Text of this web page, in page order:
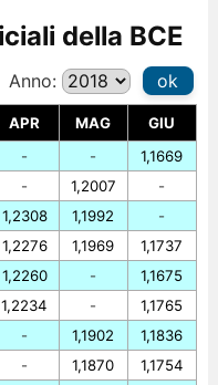
della BCE
Anno: ok
APR MAG
GIU
-
-
1,2308
1,2276
1,2260
1,2234
-
-
-
1,2007
1,1992
1,1969
-
-
1,1902
1,1870
1,1669
-
-
1,1737
1,1675
1,1765
1,1836
1,1754